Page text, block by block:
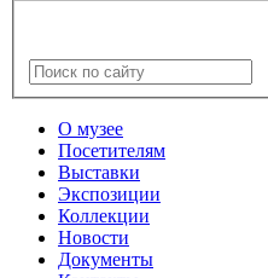
О музее
Посетителям
Выставки
Экспозиции
Коллекции
Новости
Документы